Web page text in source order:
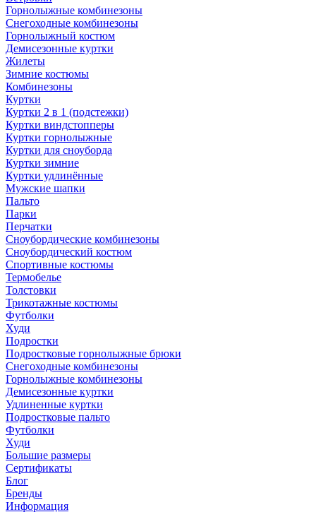
Горнолыжные комбинезоны
Снегоходные комбинезоны
Горнолыжный костюм
Демисезонные куртки
Жилеты
Зимние костюмы
Комбинезоны
Куртки
Куртки 2 в 1 (подстежки)
Куртки виндстопперы
Куртки горнолыжные
Куртки для сноуборда
Куртки зимние
Куртки удлинённые
Мужские шапки
Пальто
Парки
Перчатки
Сноубордические комбинезоны
Сноубордический костюм
Спортивные костюмы
Термобелье
Толстовки
Трикотажные костюмы
Футболки
Худи
Подростки
Подростковые горнолыжные брюки
Снегоходные комбинезоны
Горнолыжные комбинезоны
Демисезонные куртки
Удлиненные куртки
Подростковые пальто
Футболки
Худи
Большие размеры
Сертификаты
Блог
Бренды
Информация